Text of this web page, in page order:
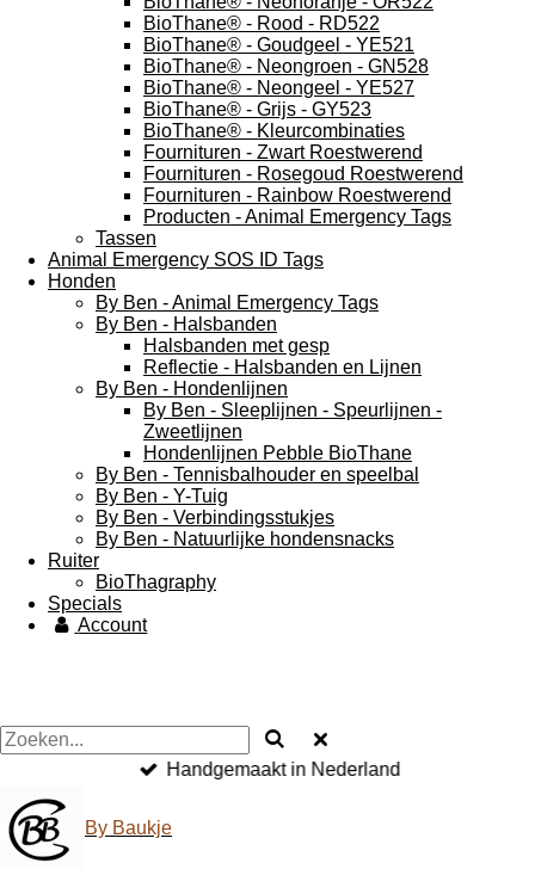
BioThane® - Rood - RD522
BioThane® - Goudgeel - YE521
BioThane® - Neongroen - GN528
BioThane® - Neongeel - YE527
BioThane® - Grijs - GY523
BioThane® - Kleurcombinaties
Fournituren - Zwart Roestwerend
Fournituren - Rosegoud Roestwerend
Fournituren - Rainbow Roestwerend
Producten - Animal Emergency Tags
Tassen
Animal Emergency SOS ID Tags
Honden
By Ben - Animal Emergency Tags
By Ben - Halsbanden
Halsbanden met gesp
Reflectie - Halsbanden en Lijnen
By Ben - Hondenlijnen
By Ben - Sleeplijnen - Speurlijnen -
Zweetlijnen
Hondenlijnen Pebble BioThane
By Ben - Tennisbalhouder en speelbal
By Ben - Y-Tuig
By Ben - Verbindingsstukjes
By Ben - Natuurlijke hondensnacks
Ruiter
BioThagraphy
Specials
Account
Handgemaakt in Nederland
By Baukje